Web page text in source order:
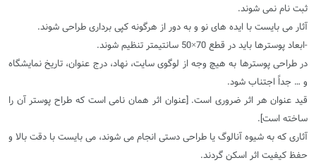
ثبت نام نمی شوند.
آثار می بایست با ایده های نو و به دور از هرگونه کپی برداری طراحی شوند.
-ابعاد پوسترها باید در قطع 70×50 سانتیمتر تنظیم شوند.
در طراحی پوسترها به هیچ وجه از لوگوی سایت، نهاد، درج عنوان، تاریخ نمایشگاه
و … جداً اجتناب شود.
قید عنوان هر اثر ضروری است. [عنوان اثر همان نامی است که طراح پوستر آن را
ساخته است].
آثاری که به شیوه آنالوگ یا طراحی دستی انجام می شوند، می بایست با دقت بالا و
حفظ کیفیت اثر اسکن گردند.